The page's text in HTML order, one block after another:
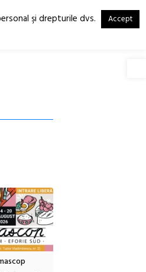
RO
EN
la Borsec:
şi drepturile dvs. Accept